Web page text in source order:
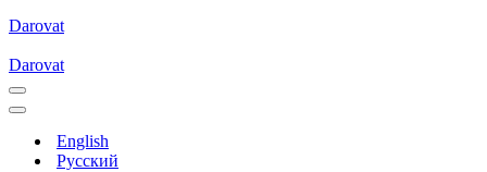
Darovat
Darovat
Меню
навигации
Меню
навигацииEnglish
Русский